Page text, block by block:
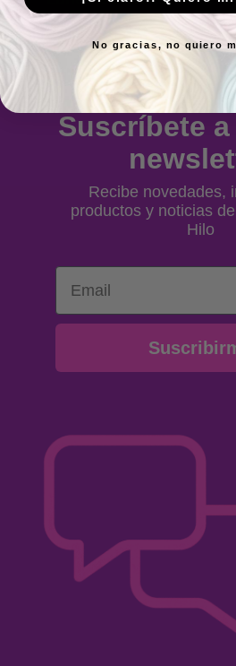
20.00h
Sábados:10.00
Suscríbete
Recibe novedades,
productos y noticias
Hilo
Email
No gracias, no quiero